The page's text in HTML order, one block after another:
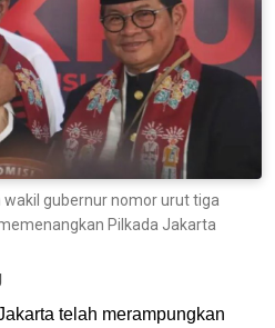
gubernur nomor urut tiga
Pilkada Jakarta
telah merampungkan